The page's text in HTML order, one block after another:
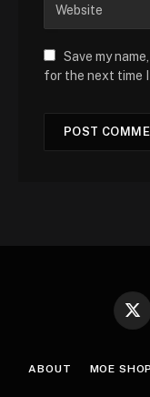
Save my
for the next time
X
ABOUT MOE SHOP